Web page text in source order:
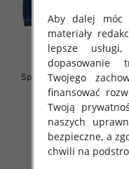
Spodnie męskie jeans Roz
1 Kolor .Paczka 10
64.00 zł
szczegóły
Aby dalej móc
materiały
lepsze
dopasowanie
Twojego
finansować
Twoją
naszych
bezpieczne, a
chwili na